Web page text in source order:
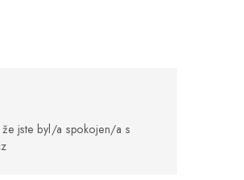
jste byl/a spokojen/a s